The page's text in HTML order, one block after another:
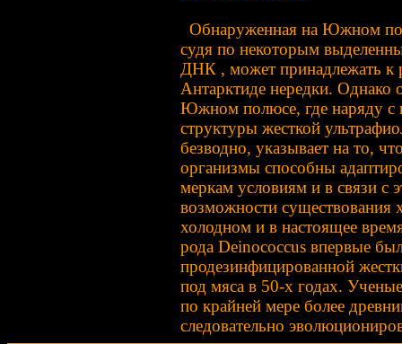
Обнаруженная на Южном
судя по некоторым
ДНК , может принадлежать к
Антарктиде нередки. Однако
Южном полюсе, где наряду с
структуры жесткой
безводно, указывает на то,
организмы способны
меркам условиям и в связи с
возможности существования
холодном и в настоящее
рода Deinococcus впервые
продезинфицированной
под мяса в 50-х годах.
по крайней мере более
следовательно